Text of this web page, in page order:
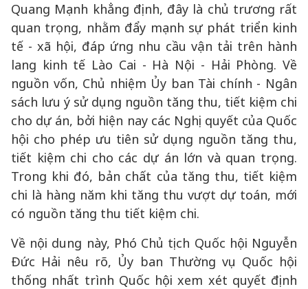
Quang Mạnh khẳng định, đây là chủ trương rất
quan trọng, nhằm đẩy mạnh sự phát triển kinh
tế - xã hội, đáp ứng nhu cầu vận tải trên hành
lang kinh tế Lào Cai - Hà Nội - Hải Phòng. Về
nguồn vốn, Chủ nhiệm Ủy ban Tài chính - Ngân
sách lưu ý sử dụng nguồn tăng thu, tiết kiệm chi
cho dự án, bởi hiện nay các Nghị quyết của Quốc
hội cho phép ưu tiên sử dụng nguồn tăng thu,
tiết kiệm chi cho các dự án lớn và quan trọng.
Trong khi đó, bản chất của tăng thu, tiết kiệm
chi là hàng năm khi tăng thu vượt dự toán, mới
có nguồn tăng thu tiết kiệm chi.
Về nội dung này, Phó Chủ tịch Quốc hội Nguyễn
Đức Hải nêu rõ, Ủy ban Thường vụ Quốc hội
thống nhất trình Quốc hội xem xét quyết định